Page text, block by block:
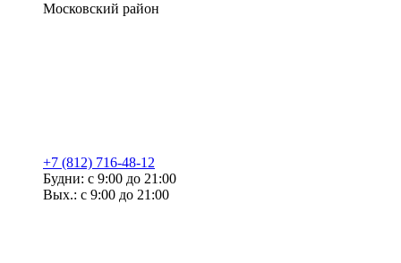
Московский район
+7 (812) 716-48-12
Будни: с 9:00 до 21:00
Вых.: с 9:00 до 21:00